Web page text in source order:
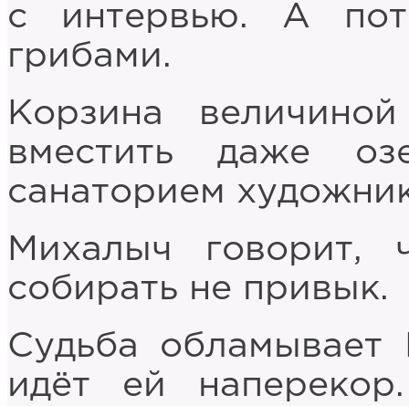
с интервью. А
грибами.
Корзина
вместить даже
санаторием
Михалыч говорит,
собирать не привык.
Судьба
идёт ей